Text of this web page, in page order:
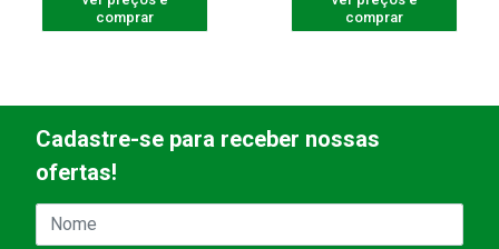
comprar
comprar
Cadastre-se para receber nossas
ofertas!